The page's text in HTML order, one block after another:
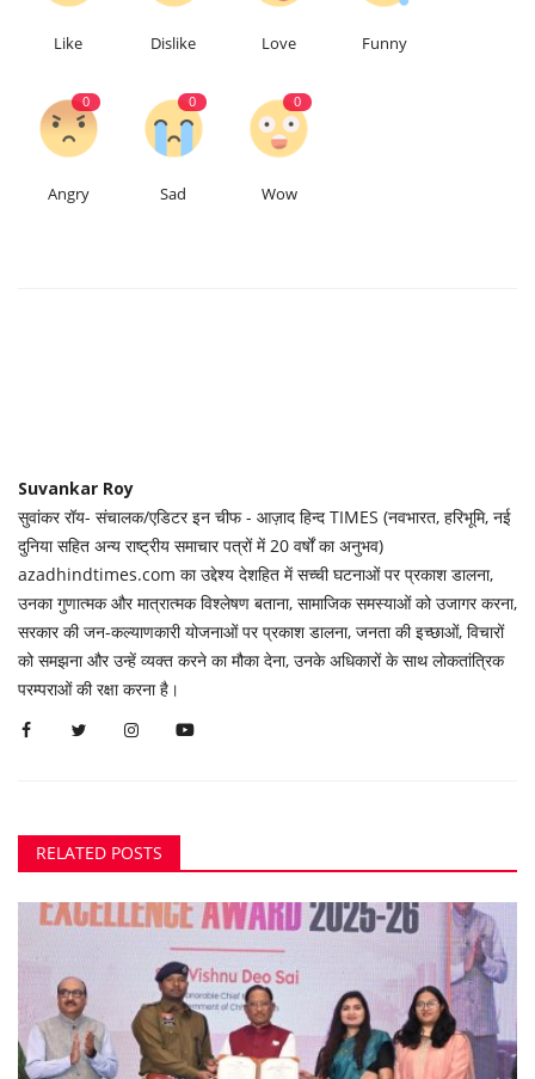
Like Dislike Love Funny
0
Angry
0
Sad
0
Wow
Suvankar Roy
सुवांकर रॉय- संचालक/एडिटर इन चीफ - आज़ाद हिन्द TIMES (नवभारत, हरिभूमि, नई
दुनिया सहित अन्य राष्ट्रीय समाचार पत्रों में 20 वर्षों का अनुभव)
azadhindtimes.com का उद्देश्य देशहित में सच्ची घटनाओं पर प्रकाश डालना,
उनका गुणात्मक और मात्रात्मक विश्लेषण बताना, सामाजिक समस्याओं को उजागर करना,
सरकार की जन-कल्याणकारी योजनाओं पर प्रकाश डालना, जनता की इच्छाओं, विचारों
को समझना और उन्हें व्यक्त करने का मौका देना, उनके अधिकारों के साथ लोकतांत्रिक
परम्पराओं की रक्षा करना है।
RELATED POSTS